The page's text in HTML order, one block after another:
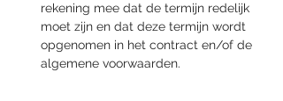
rekening mee dat de termijn redelijk
moet zijn en dat deze termijn wordt
opgenomen in het contract en/of de
algemene voorwaarden.